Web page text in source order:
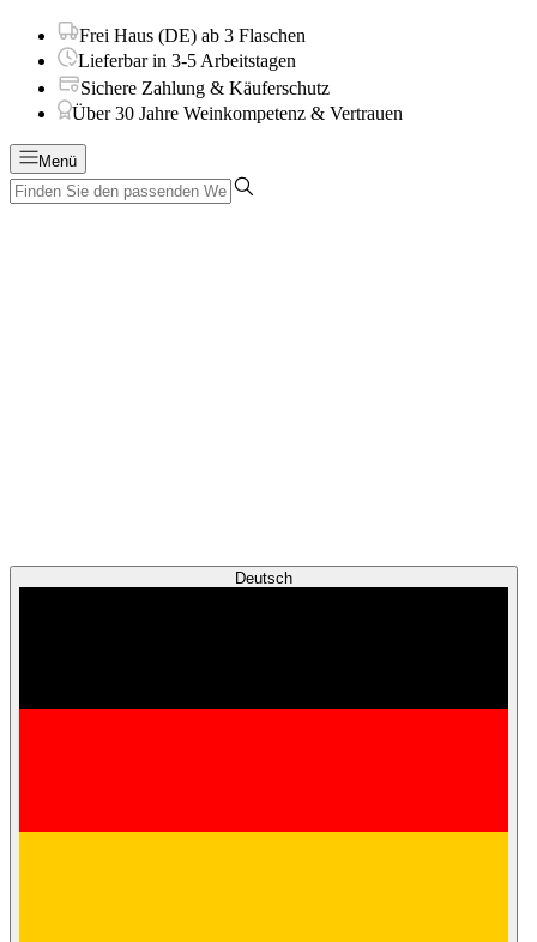
Frei Haus (DE) ab 3 Flaschen
Lieferbar in 3-5 Arbeitstagen
Sichere Zahlung & Käuferschutz
Über 30 Jahre Weinkompetenz & Vertrauen
Menü
Deutsch